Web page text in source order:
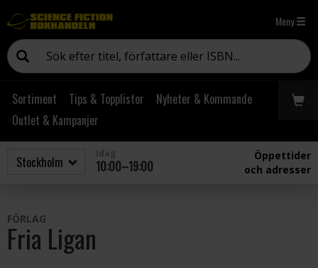
Meny
Sortiment Tips & Topplistor
Nyheter & Kommande
Outlet & Kampanjer
10:00–19:00
Öppettider
och adresser
FÖRLAG
Fria Ligan